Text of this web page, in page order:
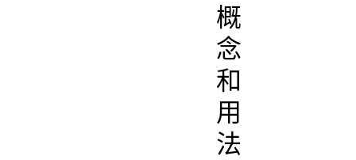
概
念
和
用
法